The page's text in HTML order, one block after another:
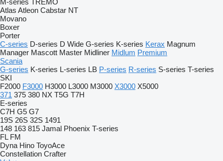
M-series TREMO
Atlas Atleon Cabstar NT
Movano
Boxer
Porter
C-series D-series D Wide G-series K-series Kerax Magnum
Manager Mascott Master Midliner Midlum Premium
Scania
G-series K-series L-series LB P-series R-series S-series T-series
SKI
F2000 F3000 H3000 L3000 M3000 X3000 X5000
371 375 380 NX T5G T7H
E-series
C7H G5 G7
19S 26S 32S 1491
148 163 815 Jamal Phoenix T-series
FL FM
Dyna Hino ToyoAce
Constellation Crafter